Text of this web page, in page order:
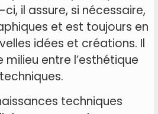
il assure, si nécessaire,
et est toujours en
idées et créations. Il
milieu entre l’esthétique
techniques